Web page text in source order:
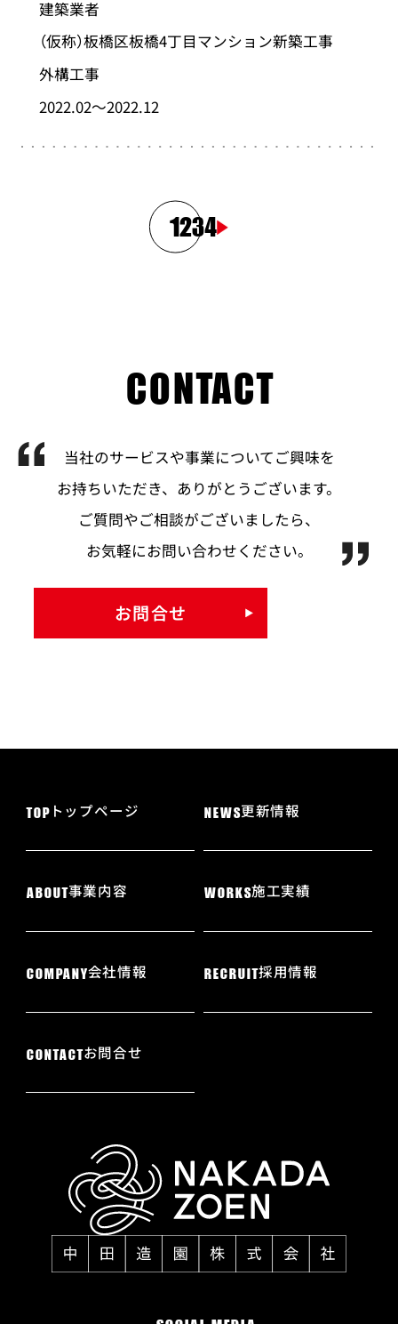
建築業者
（仮称）板橋区板橋4丁目マンション新築工事
外構工事
2022.02～2022.12
1234
CONTACT
当社のサービスや事業についてご興味を
お持ちいただき、ありがとうございます。
ご質問やご相談がございましたら、
お気軽にお問い合わせください。
お問合せ
TOPトップページ NEWS更新情報
ABOUT 事業内容 WORKS施工実績
COMPANY会社情報 RECRUIT 採用情報
CONTACT お問合せ